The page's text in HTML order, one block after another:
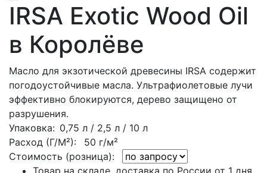
IRSA Exotic Wood Oil
в Королёве
Масло для экзотической древесины IRSA содержит
погодоустойчивые масла. Ультрафиолетовые лучи
эффективно блокируются, дерево защищено от
разрушения.
Упаковка: 0,75 л / 2,5 л / 10 л
Расход (Г/М²): 50 г/м²
Стоимость (розница):
Товар на складе, доставка по России от 1 дня